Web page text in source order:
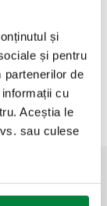
și
și pentru
partenerilor de
cu
Aceștia le
sau culese
Copiază
kit seriile 164 și